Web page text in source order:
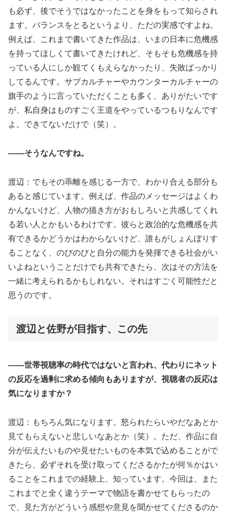
も必ず、後でそうではなかったことを身をもって知らされ
ます。バランスをとるというより、ただの実感ですよね。
例えば、これまで書いてきた作品は、いまの日本に危機感
を持ってほしくて書いてきたけれど、そもそも危機感を持
っている人にしか観てくもえらなかったり、失敗ばっかり
してるんです。サブカルチャーやカウンターカルチャーの
旗手のように言っていただくことも多く、ありがたいです
が、私自身はものすごく王道をやっているつもりなんです
よ。できてないだけで（笑）。
――そうなんですね。
渡辺：でもその乖離を感じる一方で、わかり合える部分も
あると感じています。例えば、作品のメッセージはよくわ
かんないけど、人物の描き方がおもしろいと共感してくれ
る若い人とかもいるわけです。彼らと政治的な危機感を共
有できるかどうかはわからないけど、誰もがしょんぼりす
ることなく、のびのびと自分の能力を発揮できる社会がい
いよねということだけでも共有できたら、次はその方法を
一緒に考えられるかもしれない。それはすごく可能性だと
思うのです。
渡辺と佐野が目指す、この先
――世帯視聴率の時代ではないと言われ、代わりにネット
の反応を過剰に求める傾向もありますが、視聴者の反応は
気になりますか？
渡辺：もちろん気になります。怒られたらいやだなあとか
見てもらえないと悲しいなあとか（笑）。ただ、作品に自
分が伝えたいものや見せたいものを本気で込めることがで
きたら、必ずそれを受け取ってくださるかたが何％かはい
ることをこれまでの経験上、知っています。今回は、また
これまでと全く違うテーマで物語を書かせてもらったの
で、見た方がどういう感想や意見を聞かせてくださるのか